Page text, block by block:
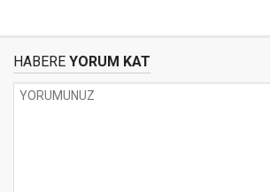
HABERE YORUM KAT